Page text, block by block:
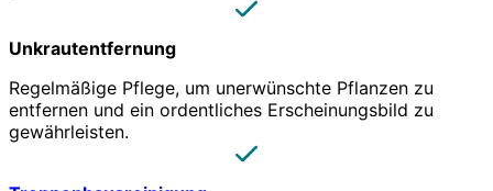
Unkrautentfernung
Regelmäßige Pflege, um unerwünschte Pflanzen zu
entfernen und ein ordentliches Erscheinungsbild zu
gewährleisten.